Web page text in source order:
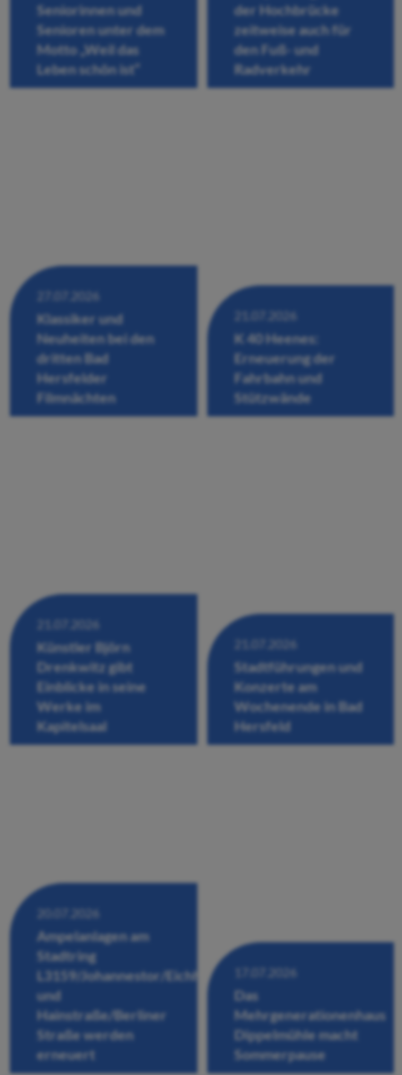
Seniorinnen und
Senioren unter dem
Motto „Weil das
Leben schön ist“
der Hochbrücke
zeitweise auch für
den Fuß- und
Radverkehr
27.07.2026
Klassiker und
Neuheiten bei den
dritten Bad
Hersfelder
Filmnächten
21.07.2026
K 40 Heenes:
Erneuerung der
Fahrbahn und
Stützwände
21.07.2026
Künstler Björn
Drenkwitz gibt
Einblicke in seine
Werke im
Kapitelsaal
21.07.2026
Stadtführungen und
Konzerte am
Wochenende in Bad
Hersfeld
20.07.2026
Ampelanlagen am
Stadtring
L3159/Johannestor/Eichhofstraße/Fuldastraße
und
Hainstraße/Berliner
Straße werden
erneuert
17.07.2026
Das
Mehrgenerationenhaus
Dippelmühle macht
Sommerpause